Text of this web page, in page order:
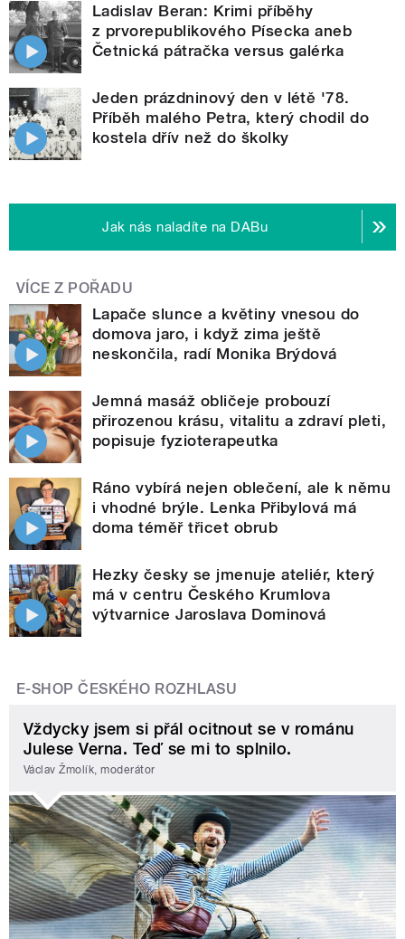
Ladislav Beran: Krimi příběhy
z prvorepublikového Písecka aneb
Četnická pátračka versus galérka
Jeden prázdninový den v létě '78.
Příběh malého Petra, který chodil do
kostela dřív než do školky
Jak nás naladíte na DABu
VÍCE Z POŘADU
Lapače slunce a květiny vnesou do
domova jaro, i když zima ještě
neskončila, radí Monika Brýdová
Jemná masáž obličeje probouzí
přirozenou krásu, vitalitu a zdraví pleti,
popisuje fyzioterapeutka
Ráno vybírá nejen oblečení, ale k němu
i vhodné brýle. Lenka Přibylová má
doma téměř třicet obrub
Hezky česky se jmenuje ateliér, který
má v centru Českého Krumlova
výtvarnice Jaroslava Dominová
E-SHOP ČESKÉHO ROZHLASU
Vždycky jsem si přál ocitnout se v románu
Julese Verna. Teď se mi to splnilo.
Václav Žmolík, moderátor